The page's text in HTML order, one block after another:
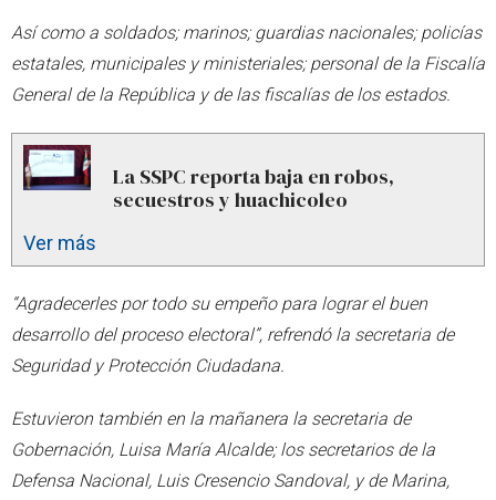
Así como a soldados; marinos; guardias nacionales; policías
estatales, municipales y ministeriales; personal de la Fiscalía
General de la República y de las fiscalías de los estados.
La SSPC reporta baja en robos,
secuestros y huachicoleo
Ver más
“Agradecerles por todo su empeño para lograr el buen
desarrollo del proceso electoral”, refrendó la secretaria de
Seguridad y Protección Ciudadana.
Estuvieron también en la mañanera la secretaria de
Gobernación, Luisa María Alcalde; los secretarios de la
Defensa Nacional, Luis Cresencio Sandoval, y de Marina,